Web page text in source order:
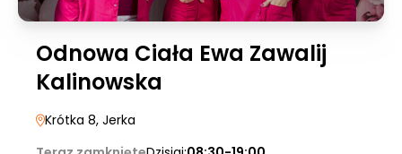
Odnowa Ciała Ewa Zawalij
Kalinowska
Krótka 8, Jerka